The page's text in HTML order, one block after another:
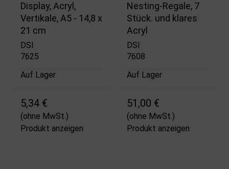
Display, Acryl,
Vertikale, A5 - 14,8 x
21 cm
DSI
7625
Auf Lager
5,34 €
(ohne MwSt.)
Produkt anzeigen
Nesting-Regale, 7
Stück. und klares
Acryl
DSI
7608
Auf Lager
51,00 €
(ohne MwSt.)
Produkt anzeigen